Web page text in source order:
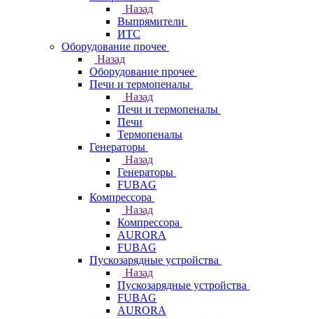
Назад
Выпрямители
ИТС
Оборудование прочее
Назад
Оборудование прочее
Печи и термопеналы
Назад
Печи и термопеналы
Печи
Термопеналы
Генераторы
Назад
Генераторы
FUBAG
Компрессора
Назад
Компрессора
AURORA
FUBAG
Пускозарядные устройства
Назад
Пускозарядные устройства
FUBAG
AURORA